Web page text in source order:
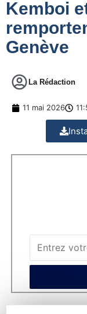
Kemboi
Genève
La Rédaction
11 mai 2026